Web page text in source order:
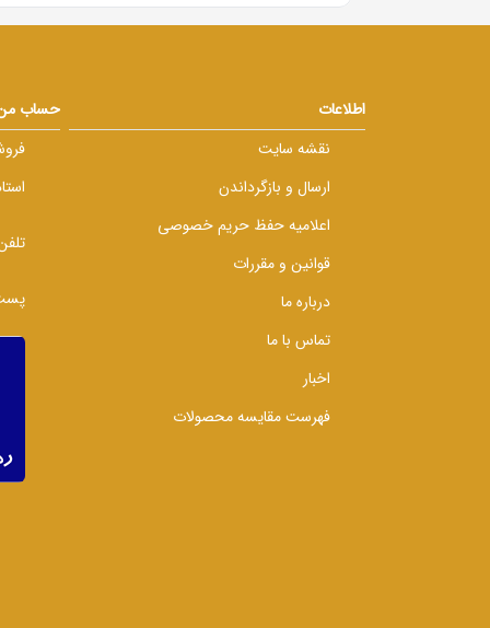
اطلاعات
نقشه سایت
ارسال و بازگرداندن
اعلامیه حفظ حریم خصوصی
قوانین و مقررات
درباره ما
تماس با ما
اخبار
فهرست مقایسه محصولات
حساب